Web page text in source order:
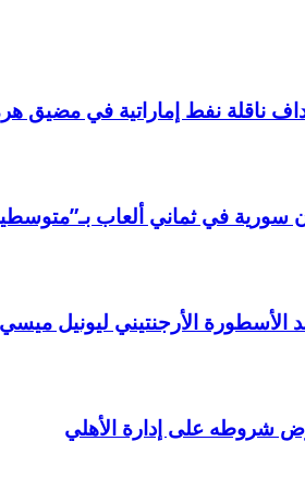
ناقلة نفط إماراتية في مضيق
الأسطورة الأرجنتيني ليونيل ميسي
شروطه على إدارة الأهلي